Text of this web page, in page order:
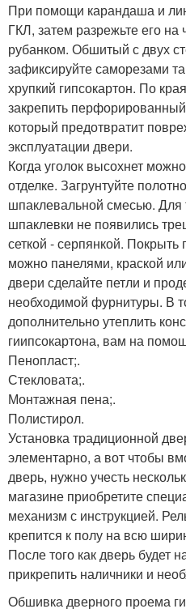
При помощи карандаша и
ГКЛ, затем разрежьте его
рубанком. Обшитый с двух
зафиксируйте саморезами
хрупкий гипсокартон. По
закрепить
который предотвратит
эксплуатации двери.
Когда уголок высохнет
отделке. Загрунтуйте
шпаклевальной смесью. Для
шпаклевки не появились
сеткой - серпянкой. Покрыть
можно панелями, краской
двери сделайте петли и
необходимой фурнитуры. В
дополнительно утеплить
гиипсокартона, вам на
Пенопласт;.
Стекловата;.
Монтажная пена;.
Полистирол.
Установка традиционной
элементарно, а вот чтобы
дверь, нужно учесть
магазине приобретите
механизм с инструкцией.
крепится к полу на всю
После того как дверь будет
прикрепить наличники и
Обшивка дверного проема